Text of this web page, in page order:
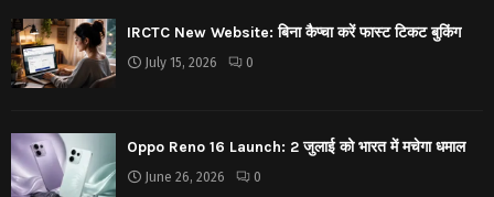
IRCTC New Website: बिना कैप्चा करें फास्ट टिकट बुकिंग
July 15, 2026 0
Oppo Reno 16 Launch: 2 जुलाई को भारत में मचेगा धमाल
June 26, 2026 0